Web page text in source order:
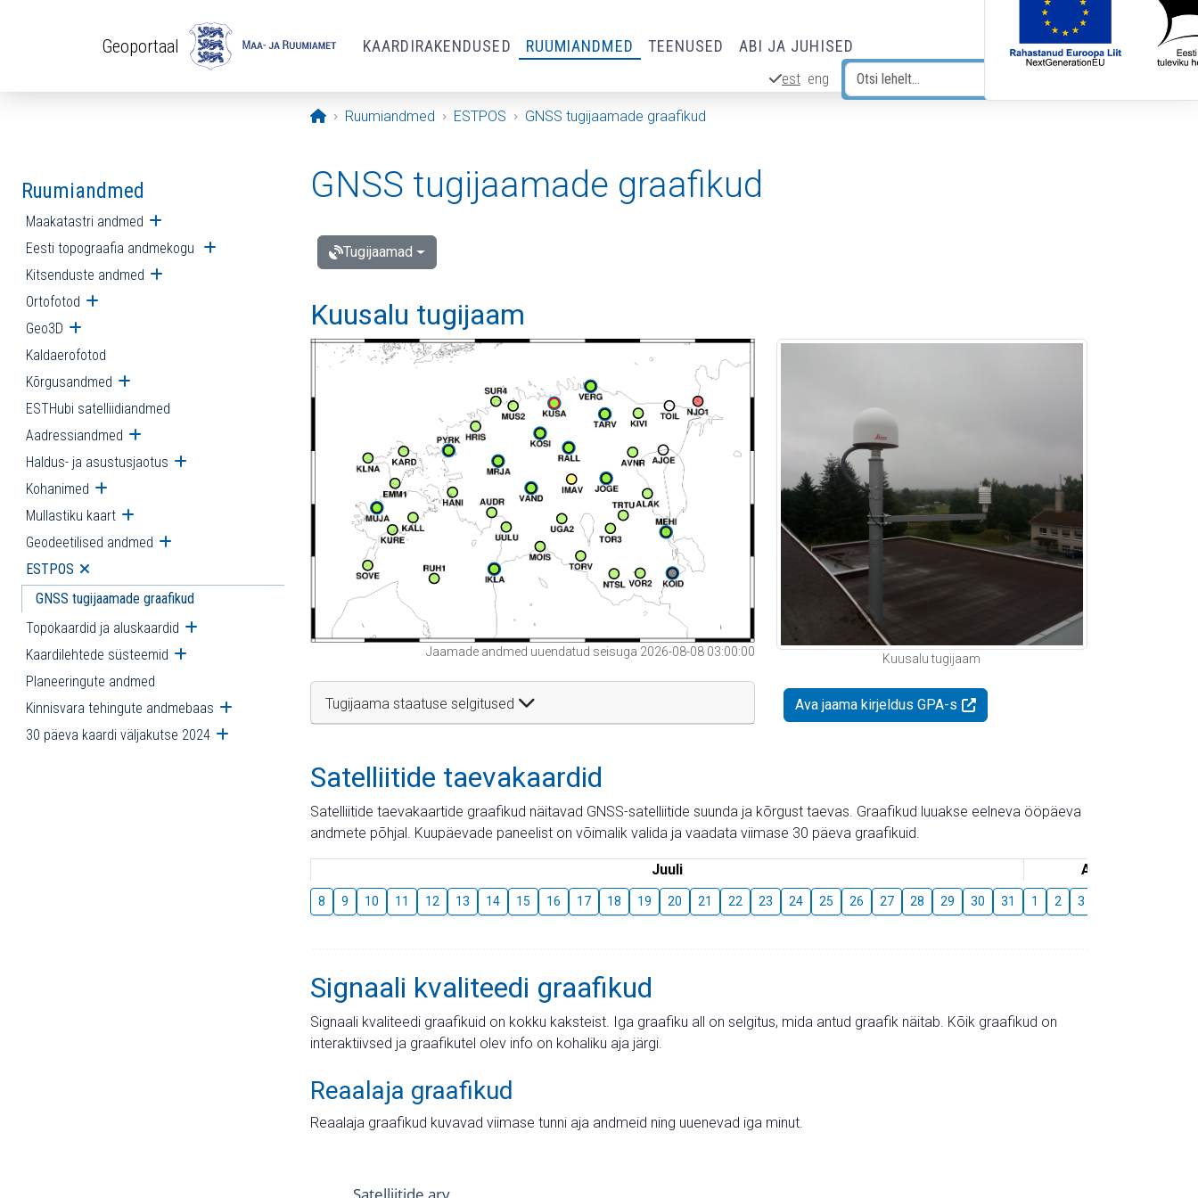
Geoportaal KAARDIRAKENDUSED RUUMIANDMED TEENUSED ABI JA JUHISED
est eng
Avaleht
Ruumiandmed ESTPOS GNSS tugijaamade graafikud
Ruumiandmed
Maakatastri andmed Ava alammenüü
Eesti topograafia andmekogu Ava alammenüü
Kitsenduste andmed Ava alammenüü
Ortofotod Ava alammenüü
Geo3D Ava alammenüü
Kaldaerofotod
Kõrgusandmed Ava alammenüü
ESTHubi satelliidiandmed
Aadressiandmed Ava alammenüü
Haldus- ja asustusjaotus Ava alammenüü
Kohanimed Ava alammenüü
Mullastiku kaart Ava alammenüü
Geodeetilised andmed Ava alammenüü
ESTPOS Ava alammenüü
GNSS tugijaamade graafikud
Topokaardid ja aluskaardid Ava alammenüü
Kaardilehtede süsteemid Ava alammenüü
Planeeringute andmed
Kinnisvara tehingute andmebaas Ava alammenüü
30 päeva kaardi väljakutse 2024 Ava alammenüü
GNSS tugijaamade graafikud
Tugijaamad
Kuusalu tugijaam
Jaamade andmed uuendatud seisuga 2026-08-08 03:00:00
Tugijaama staatuse selgitused
Kuusalu tugijaam
Ava jaama kirjeldus GPA-s
Satelliitide taevakaardid
Satelliitide taevakaartide graafikud näitavad GNSS-satelliitide suunda ja kõrgust taevas. Graafikud luuakse eelneva ööpäeva
andmete põhjal. Kuupäevade paneelist on võimalik valida ja vaadata viimase 30 päeva graafikuid.
Juuli August
8 9 10 11 12 13 14 15 16 17 18 19 20 21 22 23 24 25 26 27 28 29 30 31 1 2 3
Signaali kvaliteedi graafikud
Signaali kvaliteedi graafikuid on kokku kaksteist. Iga graafiku all on selgitus, mida antud graafik näitab. Kõik graafikud on
interaktiivsed ja graafikutel olev info on kohaliku aja järgi.
Reaalaja graafikud
Reaalaja graafikud kuvavad viimase tunni aja andmeid ning uuenevad iga minut.